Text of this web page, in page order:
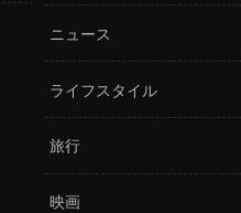
ニュース
ライフスタイル
旅行
映画